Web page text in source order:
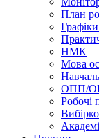
План
НМК
Мова
ОПП/
Робочі